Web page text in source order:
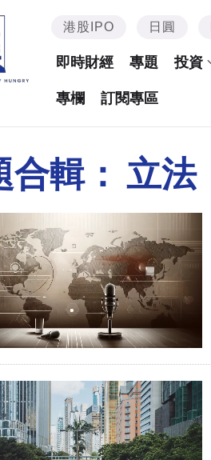
港股IPO 日圓
即時財經 專題 投資
專欄 訂閱專區
合輯： 立法